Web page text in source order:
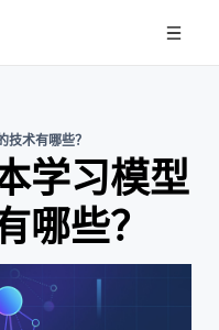
术有哪些？
学习模型
哪些？